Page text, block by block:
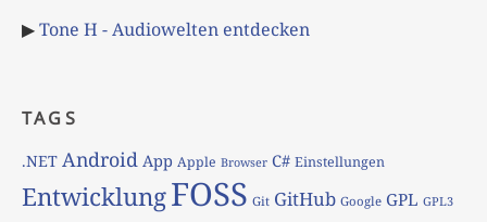
▶Tone H - Audiowelten entdecken
TAGS
.NET Android App Apple Browser C# Einstellungen
EntwicklungFOSS Git GitHub Google GPL GPL3